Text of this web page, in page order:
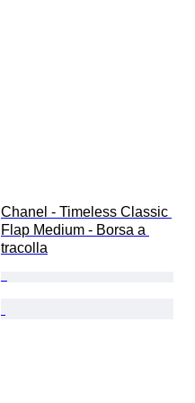
Chanel - Timeless Classic
Flap Medium - Borsa a
tracolla